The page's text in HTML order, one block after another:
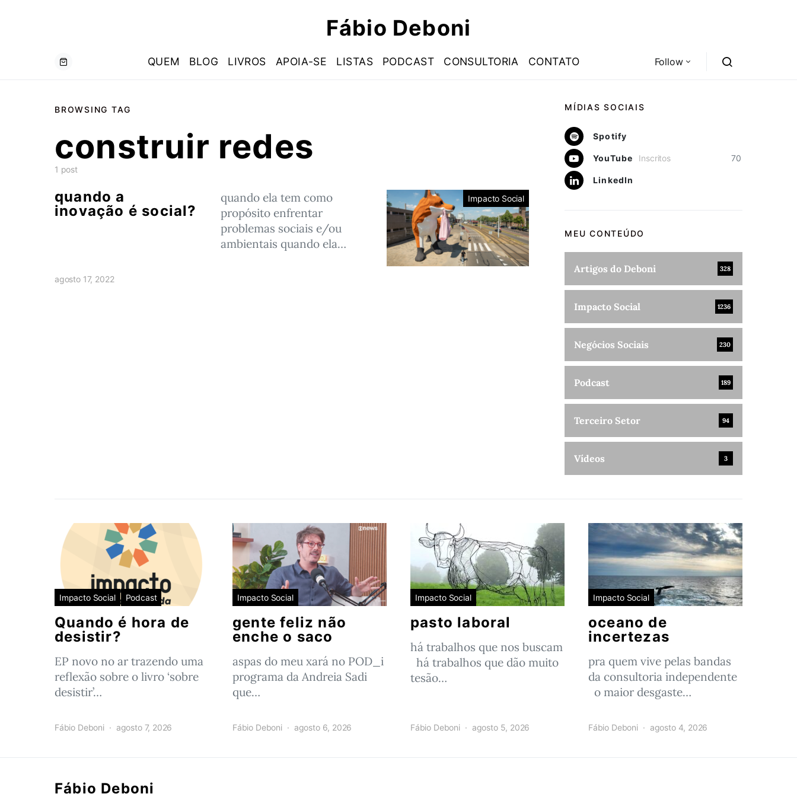
Fábio Deboni
QUEM BLOG LIVROS APOIA-SE LISTAS PODCAST CONSULTORIA CONTATO Follow
BROWSING TAG
construir redes
1 post
Impacto Social
quando a
inovação é social?
quando ela tem como
propósito enfrentar
problemas sociais e/ou
ambientais quando ela…
agosto 17, 2022
MÍDIAS SOCIAIS
Spotify
YouTube 70
Inscritos
LinkedIn
MEU CONTEÚDO
Artigos do Deboni 328
Impacto Social 1236
Negócios Sociais 230
Podcast 189
Terceiro Setor 94
Vídeos 3
Impacto Social Podcast
Quando é hora de
desistir?
EP novo no ar trazendo uma
reflexão sobre o livro ‘sobre
desistir’…
Fábio Deboni agosto 7, 2026
Impacto Social
gente feliz não
enche o saco
aspas do meu xará no POD_i
programa da Andreia Sadi
que…
Fábio Deboni agosto 6, 2026
Impacto Social
pasto laboral
há trabalhos que nos buscam
há trabalhos que dão muito
tesão…
Fábio Deboni agosto 5, 2026
Impacto Social
oceano de
incertezas
pra quem vive pelas bandas
da consultoria independente
o maior desgaste…
Fábio Deboni agosto 4, 2026
Fábio Deboni